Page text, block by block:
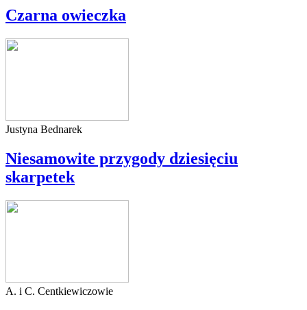
Czarna owieczka
Justyna Bednarek
Niesamowite przygody dziesięciu
skarpetek
A. i C. Centkiewiczowie